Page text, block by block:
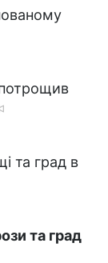
та град в
та град